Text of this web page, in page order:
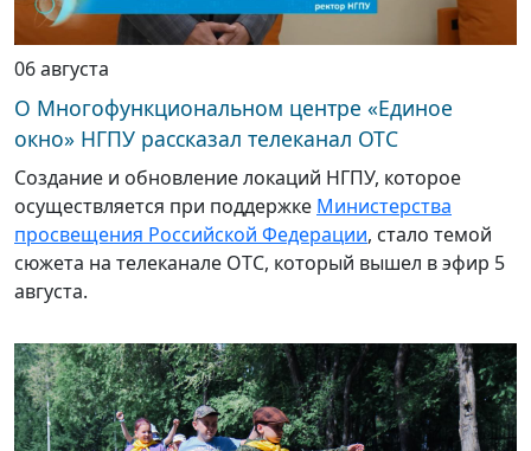
06 августа
О Многофункциональном центре «Единое
окно» НГПУ рассказал телеканал ОТС
Создание и обновление локаций НГПУ, которое
осуществляется при поддержке Министерства
просвещения Российской Федерации, стало темой
сюжета на телеканале ОТС, который вышел в эфир 5
августа.